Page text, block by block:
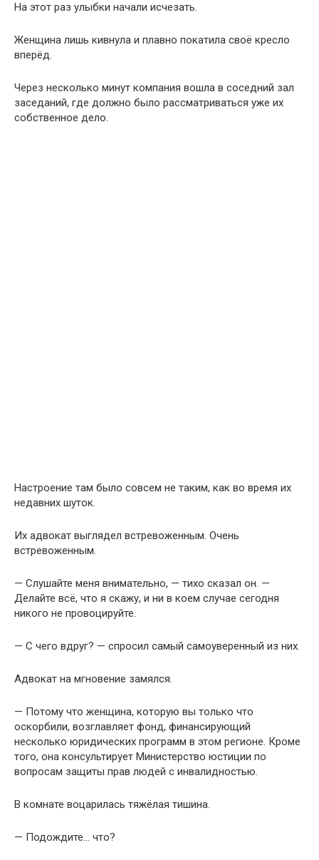
На этот раз улыбки начали исчезать.
Женщина лишь кивнула и плавно покатила своё кресло
вперёд.
Через несколько минут компания вошла в соседний зал
заседаний, где должно было рассматриваться уже их
собственное дело.
Настроение там было совсем не таким, как во время их
недавних шуток.
Их адвокат выглядел встревоженным. Очень
встревоженным.
— Слушайте меня внимательно, — тихо сказал он. —
Делайте всё, что я скажу, и ни в коем случае сегодня
никого не провоцируйте.
— С чего вдруг? — спросил самый самоуверенный из них.
Адвокат на мгновение замялся.
— Потому что женщина, которую вы только что
оскорбили, возглавляет фонд, финансирующий
несколько юридических программ в этом регионе. Кроме
того, она консультирует Министерство юстиции по
вопросам защиты прав людей с инвалидностью.
В комнате воцарилась тяжёлая тишина.
— Подождите… что?